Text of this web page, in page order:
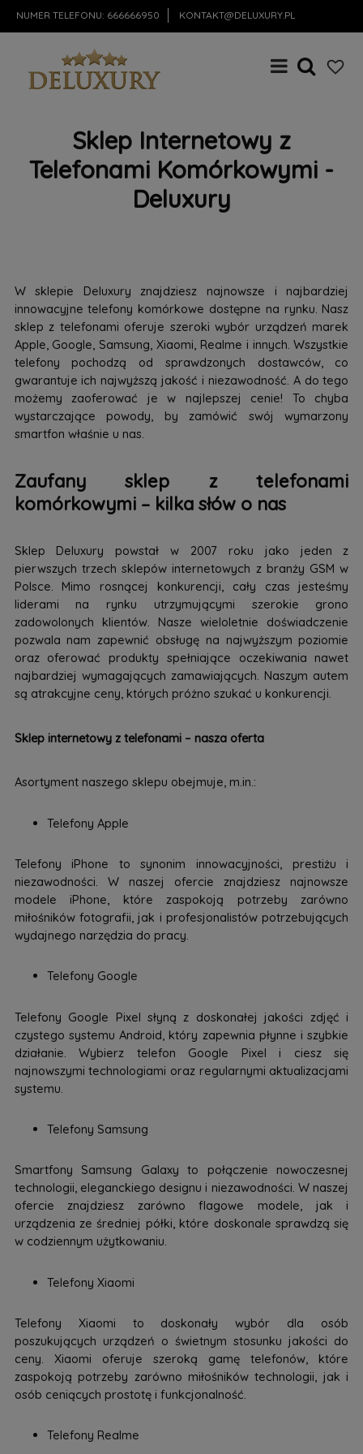
NUMER TELEFONU: 666666950 KONTAKT@DELUXURY.PL
Sklep Internetowy z
Telefonami Komórkowymi -
Deluxury
W sklepie Deluxury znajdziesz najnowsze i najbardziej
innowacyjne telefony komórkowe dostępne na rynku. Nasz
sklep z telefonami oferuje szeroki wybór urządzeń marek
Apple, Google, Samsung, Xiaomi, Realme i innych. Wszystkie
telefony pochodzą od sprawdzonych dostawców, co
gwarantuje ich najwyższą jakość i niezawodność. A do tego
możemy zaoferować je w najlepszej cenie! To chyba
wystarczające powody, by zamówić swój wymarzony
smartfon właśnie u nas.
Zaufany sklep z telefonami
komórkowymi – kilka słów o nas
Sklep Deluxury powstał w 2007 roku jako jeden z
pierwszych trzech sklepów internetowych z branży GSM w
Polsce. Mimo rosnącej konkurencji, cały czas jesteśmy
liderami na rynku utrzymującymi szerokie grono
zadowolonych klientów. Nasze wieloletnie doświadczenie
pozwala nam zapewnić obsługę na najwyższym poziomie
oraz oferować produkty spełniające oczekiwania nawet
najbardziej wymagających zamawiających. Naszym autem
są atrakcyjne ceny, których próżno szukać u konkurencji.
Sklep internetowy z telefonami – nasza oferta
Asortyment naszego sklepu obejmuje, m.in.:
Telefony Apple
Telefony iPhone to synonim innowacyjności, prestiżu i
niezawodności. W naszej ofercie znajdziesz najnowsze
modele iPhone, które zaspokoją potrzeby zarówno
miłośników fotografii, jak i profesjonalistów potrzebujących
wydajnego narzędzia do pracy.
Telefony Google
Telefony Google Pixel słyną z doskonałej jakości zdjęć i
czystego systemu Android, który zapewnia płynne i szybkie
działanie. Wybierz telefon Google Pixel i ciesz się
najnowszymi technologiami oraz regularnymi aktualizacjami
systemu.
Telefony Samsung
Smartfony Samsung Galaxy to połączenie nowoczesnej
technologii, eleganckiego designu i niezawodności. W naszej
ofercie znajdziesz zarówno flagowe modele, jak i
urządzenia ze średniej półki, które doskonale sprawdzą się
w codziennym użytkowaniu.
Telefony Xiaomi
Telefony Xiaomi to doskonały wybór dla osób
poszukujących urządzeń o świetnym stosunku jakości do
ceny. Xiaomi oferuje szeroką gamę telefonów, które
zaspokoją potrzeby zarówno miłośników technologii, jak i
osób ceniących prostotę i funkcjonalność.
Telefony Realme